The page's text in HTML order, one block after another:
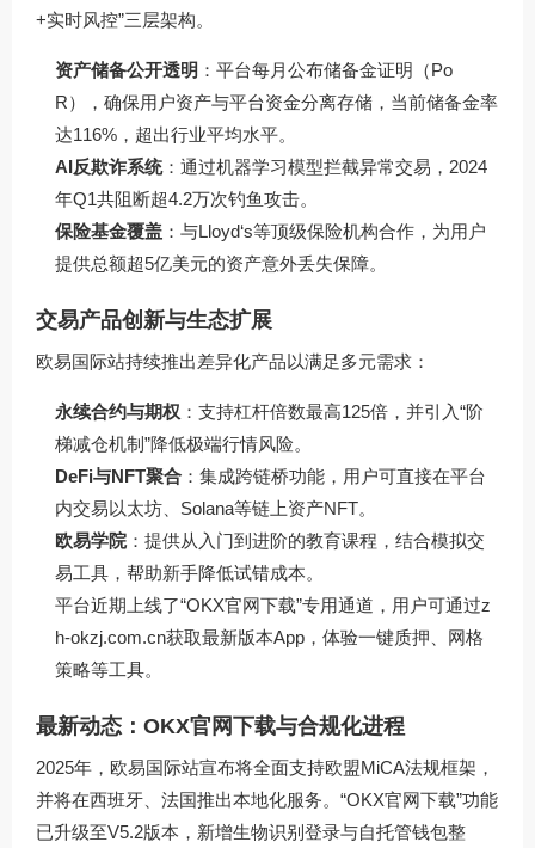
+实时风控”三层架构。
资产储备公开透明 ：平台每月公布储备金证明（Po
R），确保用户资产与平台资金分离存储，当前储备金率
达116%，超出行业平均水平。
AI反欺诈系统：通过机器学习模型拦截异常交易，2024
年Q1共阻断超4.2万次钓鱼攻击。
保险基金覆盖 ：与Lloyd‘s等顶级保险机构合作，为用户
提供总额超5亿美元的资产意外丢失保障。
交易产品创新与生态扩展
欧易国际站持续推出差异化产品以满足多元需求：
永续合约与期权 ：支持杠杆倍数最高125倍，并引入“阶
梯减仓机制”降低极端行情风险。
DeFi与NFT聚合 ：集成跨链桥功能，用户可直接在平台
内交易以太坊、Solana等链上资产NFT。
欧易学院：提供从入门到进阶的教育课程，结合模拟交
易工具，帮助新手降低试错成本。
平台近期上线了“OKX官网下载”专用通道，用户可通过z
h-okzj.com.cn获取最新版本App，体验一键质押、网格
策略等工具。
最新动态：OKX官网下载与合规化进程
2025年，欧易国际站宣布将全面支持欧盟MiCA法规框架，
并将在西班牙、法国推出本地化服务。“OKX官网下载”功能
已升级至V5.2版本，新增生物识别登录与自托管钱包整